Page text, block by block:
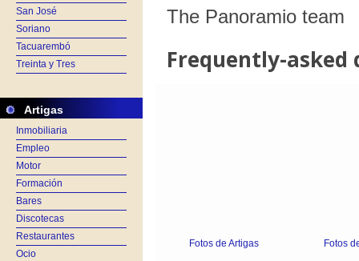
San José
Soriano
Tacuarembó
Treinta y Tres
Artigas
Inmobiliaria
Empleo
Motor
Formación
Bares
Discotecas
Restaurantes
Ocio
Fotos de Artigas Fotos